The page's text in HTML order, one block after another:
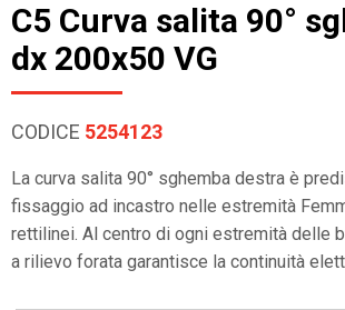
C5 Curva salita 90°
dx 200x50 VG
CODICE 5254123
La curva salita 90° sghemba destra è
fissaggio ad incastro nelle estremità
rettilinei. Al centro di ogni estremità delle
a rilievo forata garantisce la continuità